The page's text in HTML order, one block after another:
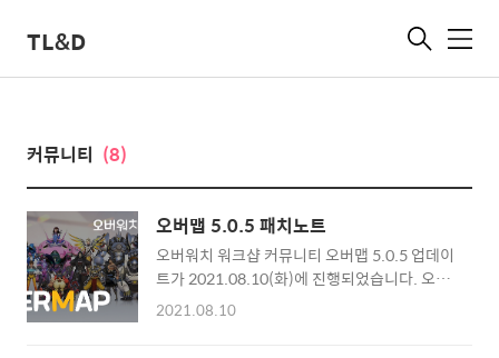
TL&D 메
커뮤니티 (8)
오버맵 5.0.5 패치노트
오버워치 워크샵 커뮤니티 오버맵 5.0.5 업데이
트가 2021.08.10(화)에 진행되었습니다. 오버
워치 워크샵 커뮤니티 - 오버맵 오버워치 워크
2021.08.10